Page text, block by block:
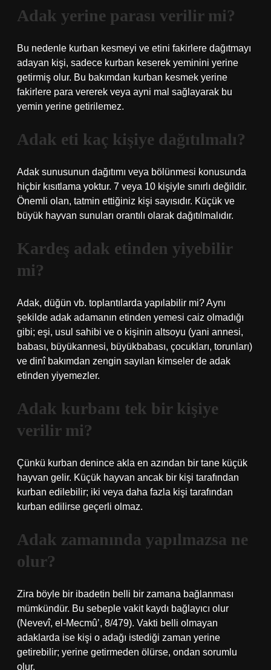
Adak yerine parası verilir mi?
Bu nedenle kurban kesmeyi ve etini fakirlere dağıtmayı
adayan kişi, sadece kurban keserek yeminini yerine
getirmiş olur. Bu bakımdan kurban kesmek yerine
fakirlere para vererek veya ayni mal sağlayarak bu
yemin yerine getirilemez.
Adak eti kaç kişiye dağıtılmalı?
Adak sunusunun dağıtımı veya bölünmesi konusunda
hiçbir kısıtlama yoktur. 7 veya 10 kişiyle sınırlı değildir.
Önemli olan, tatmin ettiğiniz kişi sayısıdır. Küçük ve
büyük hayvan sunuları orantılı olarak dağıtılmalıdır.
Kardeş adak etinden yiyebilir
mi?
Adak, düğün vb. toplantılarda yapılabilir mi? Aynı
şekilde adak adamanın etinden yemesi caiz olmadığı
gibi; eşi, usul sahibi ve o kişinin altsoyu (yani annesi,
babası, büyükannesi, büyükbabası, çocukları, torunları)
ve dinî bakımdan zengin sayılan kimseler de adak
etinden yiyemezler.
Adak kurbanı tek bir kişiye
verilir mi?
Çünkü kurban denince akla en azından bir tane küçük
hayvan gelir. Küçük hayvan ancak bir kişi tarafından
kurban edilebilir; iki veya daha fazla kişi tarafından
kurban edilirse geçerli olmaz.
Adak zamanında yapılmazsa ne
olur?
Zira böyle bir ibadetin belli bir zamana bağlanması
mümkündür. Bu sebeple vakit kaydı bağlayıcı olur
(Nevevî, el-Mecmû’, 8/479). Vakti belli olmayan
adaklarda ise kişi o adağı istediği zaman yerine
getirebilir; yerine getirmeden ölürse, ondan sorumlu
olur.